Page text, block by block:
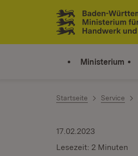
Zum Inhalt springen
Link zur Startseite
Ministerium
Startseite Service
17.02.2023
Lesezeit: 2 Minuten